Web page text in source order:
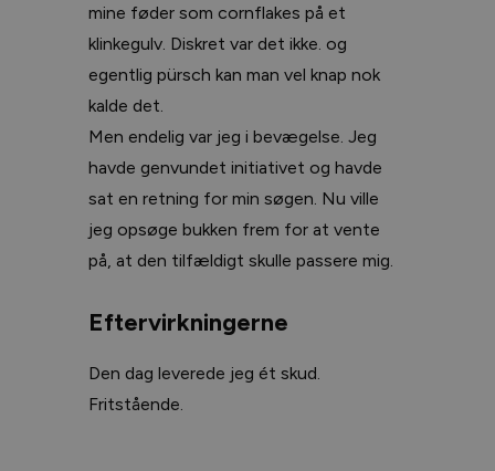
mine føder som cornflakes på et
klinkegulv. Diskret var det ikke. og
egentlig pürsch kan man vel knap nok
kalde det.
Men endelig var jeg i bevægelse. Jeg
havde genvundet initiativet og havde
sat en retning for min søgen. Nu ville
jeg opsøge bukken frem for at vente
på, at den tilfældigt skulle passere mig.
Eftervirkningerne
Den dag leverede jeg ét skud.
Fritstående.